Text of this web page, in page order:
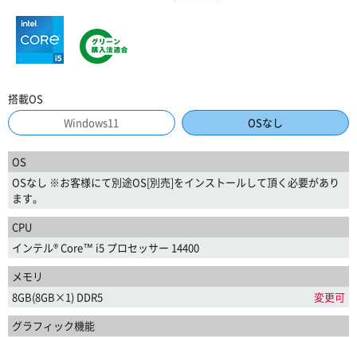
搭載OS
Windows11
OSなし
OS
OSなし ※お客様にて別途OS[別売]をインストールして頂く必要があり
ます。
CPU
インテル® Core™ i5 プロセッサー 14400
メモリ
8GB(8GB×1) DDR5
変更可
グラフィック機能